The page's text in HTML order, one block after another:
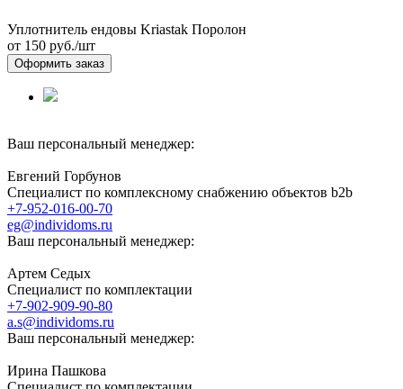
Уплотнитель ендовы Kriastak Поролон
от 150 руб./шт
Оформить заказ
Ваш персональный менеджер:
Евгений Горбунов
Специалист по комплексному снабжению объектов b2b
+7-952-016-00-70
eg@individoms.ru
Ваш персональный менеджер:
Артем Седых
Специалист по комплектации
+7-902-909-90-80
a.s@individoms.ru
Ваш персональный менеджер:
Ирина Пашкова